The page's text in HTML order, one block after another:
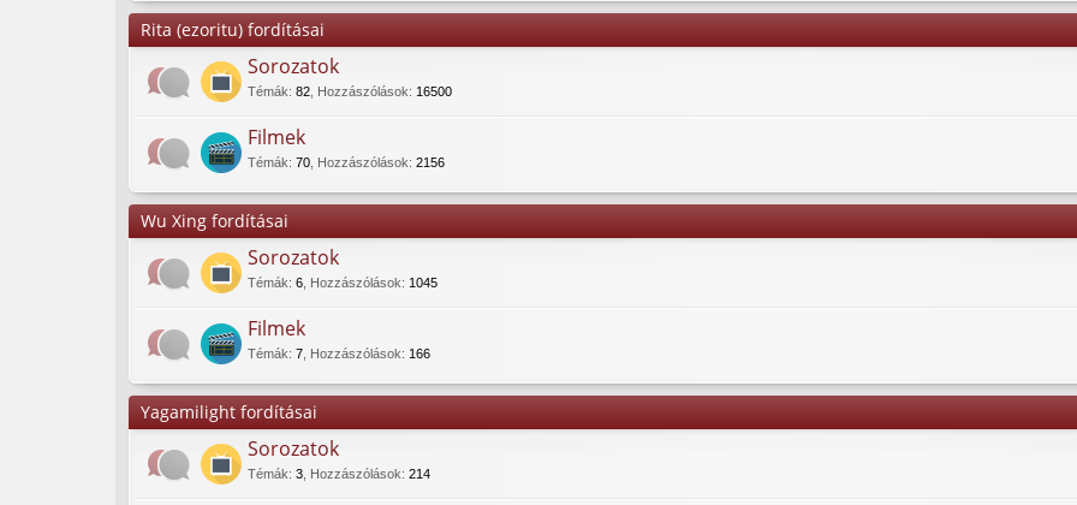
Rita (ezoritu) fordításai
Sorozatok
Témák: 82 Hozzászólások: 16500
Filmek
Témák: 70 Hozzászólások: 2156
Wu Xing fordításai
Sorozatok
Témák: 6 Hozzászólások: 1045
Filmek
Témák: 7 Hozzászólások: 166
Yagamilight fordításai
Sorozatok
Témák: 3 Hozzászólások: 214